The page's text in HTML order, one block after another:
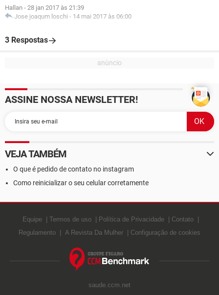
Hallan - 28 jan 2017 às 21:39
Jose joaqum loschi - 14 mai 2017 às 06:00
3 Respostas
ASSINE NOSSA NEWSLETTER!
VEJA TAMBÉM
O que é pedido de contato no instagram
Como reinicializar o seu celular corretamente
Equipe Termos de uso Política de Privacidade
Contato
Regulamento
A Revista Da Mulher Configuração de cookies
saude.ccm.net